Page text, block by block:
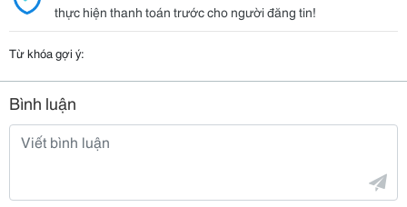
thực hiện thanh toán trước cho người đăng tin!
Từ khóa gợi ý:
Bình luận